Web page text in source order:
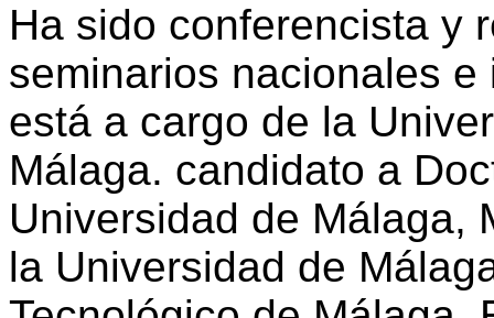
Ha sido conferencista y
seminarios nacionales
está a cargo de la
Málaga. candidato a
Universidad de Málaga,
la Universidad de